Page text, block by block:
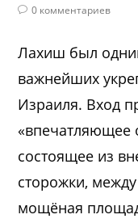
0 комментариев
Лахиш был
важнейших
Израиля. Вход
«впечатляющее
состоящее из
сторожки,
мощёная